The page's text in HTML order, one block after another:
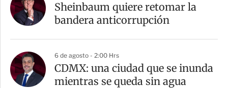
Sheinbaum quiere retomar la
bandera anticorrupción
6 de agosto - 2:00 Hrs
CDMX: una ciudad que se inunda
mientras se queda sin agua